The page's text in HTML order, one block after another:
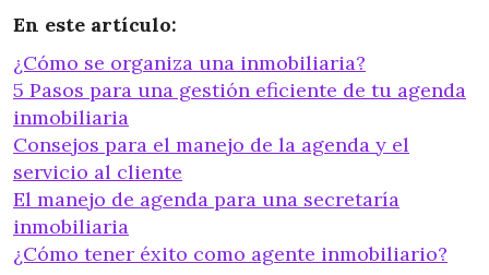
En este artículo:
¿Cómo se organiza una inmobiliaria?
5 Pasos para una gestión eficiente de tu agenda
inmobiliaria
Consejos para el manejo de la agenda y el
servicio al cliente
El manejo de agenda para una secretaría
inmobiliaria
¿Cómo tener éxito como agente inmobiliario?